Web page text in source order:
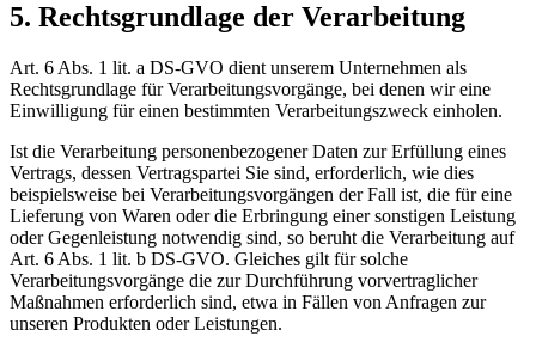
5. Rechtsgrundlage der Verarbeitung
Art. 6 Abs. 1 lit. a DS-GVO dient unserem Unternehmen als
Rechtsgrundlage für Verarbeitungsvorgänge, bei denen wir eine
Einwilligung für einen bestimmten Verarbeitungszweck einholen.
Ist die Verarbeitung personenbezogener Daten zur Erfüllung eines
Vertrags, dessen Vertragspartei Sie sind, erforderlich, wie dies
beispielsweise bei Verarbeitungsvorgängen der Fall ist, die für eine
Lieferung von Waren oder die Erbringung einer sonstigen Leistung
oder Gegenleistung notwendig sind, so beruht die Verarbeitung auf
Art. 6 Abs. 1 lit. b DS-GVO. Gleiches gilt für solche
Verarbeitungsvorgänge die zur Durchführung vorvertraglicher
Maßnahmen erforderlich sind, etwa in Fällen von Anfragen zur
unseren Produkten oder Leistungen.